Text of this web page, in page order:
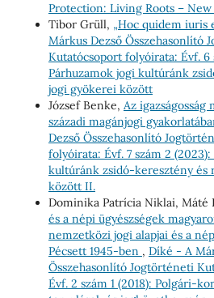
Protection: Living Roots –
Tibor Grüll, „Hoc quidem iuris
Márkus Dezső Összehasonlító
Kutatócsoport folyóirata: Évf. 6
Párhuzamok jogi kultúránk
jogi gyökerei között
József Benke, Az
századi magánjogi
Dezső Összehasonlító
folyóirata: Évf. 7 szám 2
kultúránk zsidó-keresztény és
között II.
Dominika Patrícia Niklai, Máté
és a népi ügyészségek
nemzetközi jogi alapjai és a
Pécsett 1945-ben , Díké - A
Összehasonlító Jogtörténeti
Évf. 2 szám 1 (2018): Polgári-